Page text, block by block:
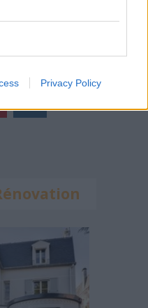
Privacy Policy